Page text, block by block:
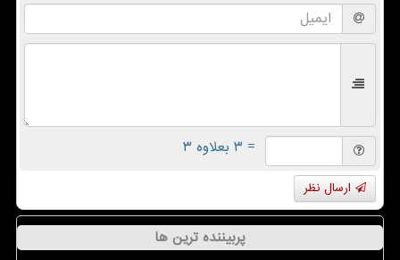
= ۳ بعلاوه ۳
ارسال نظر
پربیننده ترین ها